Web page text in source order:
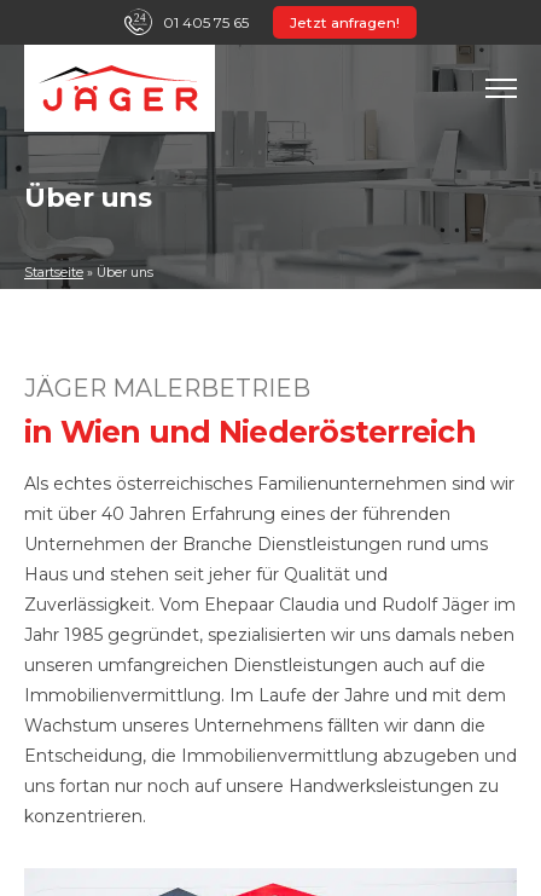
01 405 75 65 Jetzt anfragen!
Über uns
Startseite » Über uns
JÄGER MALERBETRIEB
in Wien und Niederösterreich
Als echtes österreichisches Familienunternehmen sind wir
mit über 40 Jahren Erfahrung eines der führenden
Unternehmen der Branche Dienstleistungen rund ums
Haus und stehen seit jeher für Qualität und
Zuverlässigkeit. Vom Ehepaar Claudia und Rudolf Jäger im
Jahr 1985 gegründet, spezialisierten wir uns damals neben
unseren umfangreichen Dienstleistungen auch auf die
Immobilienvermittlung. Im Laufe der Jahre und mit dem
Wachstum unseres Unternehmens fällten wir dann die
Entscheidung, die Immobilienvermittlung abzugeben und
uns fortan nur noch auf unsere Handwerksleistungen zu
konzentrieren.